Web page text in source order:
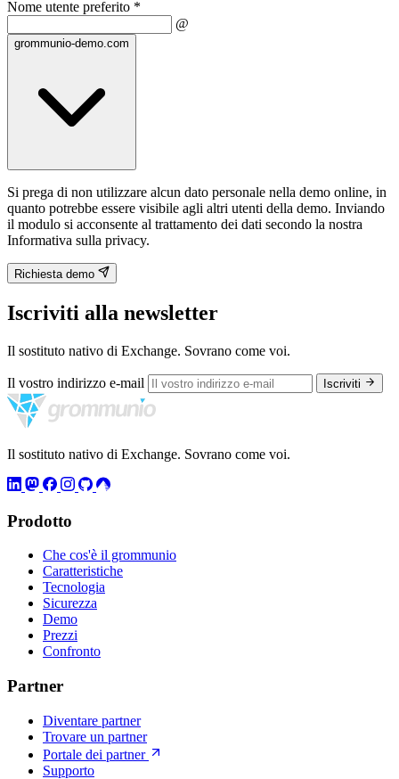
Nome utente preferito *
@
grommunio-demo.com
Si prega di non utilizzare alcun dato personale nella demo online, in
quanto potrebbe essere visibile agli altri utenti della demo. Inviando
il modulo si acconsente al trattamento dei dati secondo la nostra
Informativa sulla privacy.
Richiesta demo
Iscriviti alla newsletter
Il sostituto nativo di Exchange. Sovrano come voi.
Il vostro indirizzo e-mail Iscriviti
Il sostituto nativo di Exchange. Sovrano come voi.
Prodotto
Che cos'è il grommunio
Caratteristiche
Tecnologia
Sicurezza
Demo
Prezzi
Confronto
Partner
Diventare partner
Trovare un partner
Portale dei partner
Supporto